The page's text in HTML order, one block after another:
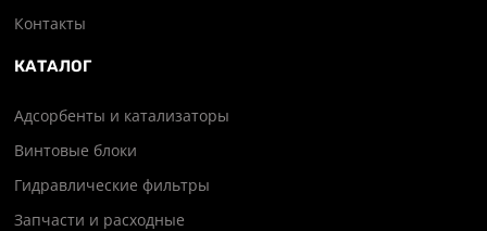
Контакты
КАТАЛОГ
Адсорбенты и катализаторы
Винтовые блоки
Гидравлические фильтры
Запчасти и расходные